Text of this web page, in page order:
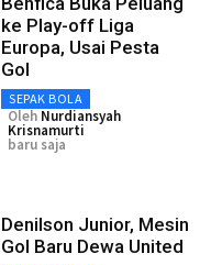
ke Play-off Liga
Europa, Usai Pesta
Gol
SEPAK BOLA
Oleh Nurdiansyah
Krisnamurti
baru saja
Denilson Junior, Mesin
Gol Baru Dewa United